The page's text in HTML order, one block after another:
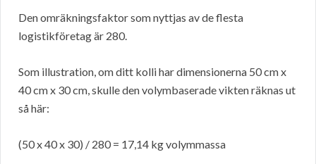
Den omräkningsfaktor som nyttjas av de flesta
logistikföretag är 280.
Som illustration, om ditt kolli har dimensionerna 50 cm x
40 cm x 30 cm, skulle den volymbaserade vikten räknas ut
så här:
(50 x 40 x 30) / 280 = 17,14 kg volymmassa